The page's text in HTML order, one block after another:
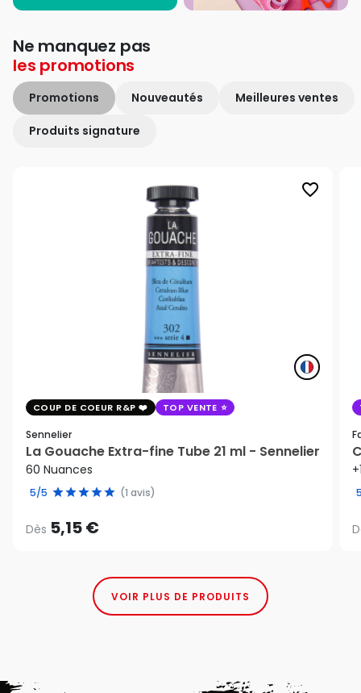
Ne manquez pas
les promotions
Promotions Nouveautés Meilleures ventes
Produits signature
favorite_border
COUP DE COEUR R&P TOP VENTE
Sennelier
La Gouache Extra-fine Tube 21 ml - Sennelier
60 Nuances
5/5 (1 avis)
Dès 5,15 €
VOIR PLUS DE PRODUITS